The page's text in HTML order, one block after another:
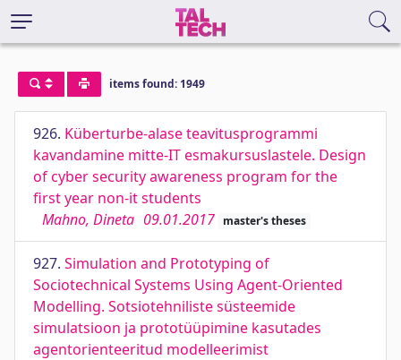
items found: 1949
926. Küberturbe-alase teavitusprogrammi
kavandamine mitte-IT esmakursuslastele. Design
of cyber security awareness program for the
first year non-it students
Mahno, Dineta 09.01.2017 master's theses
927. Simulation and Prototyping of
Sociotechnical Systems Using Agent-Oriented
Modelling. Sotsiotehniliste süsteemide
simulatsioon ja prototüüpimine kasutades
agentorienteeritud modelleerimist